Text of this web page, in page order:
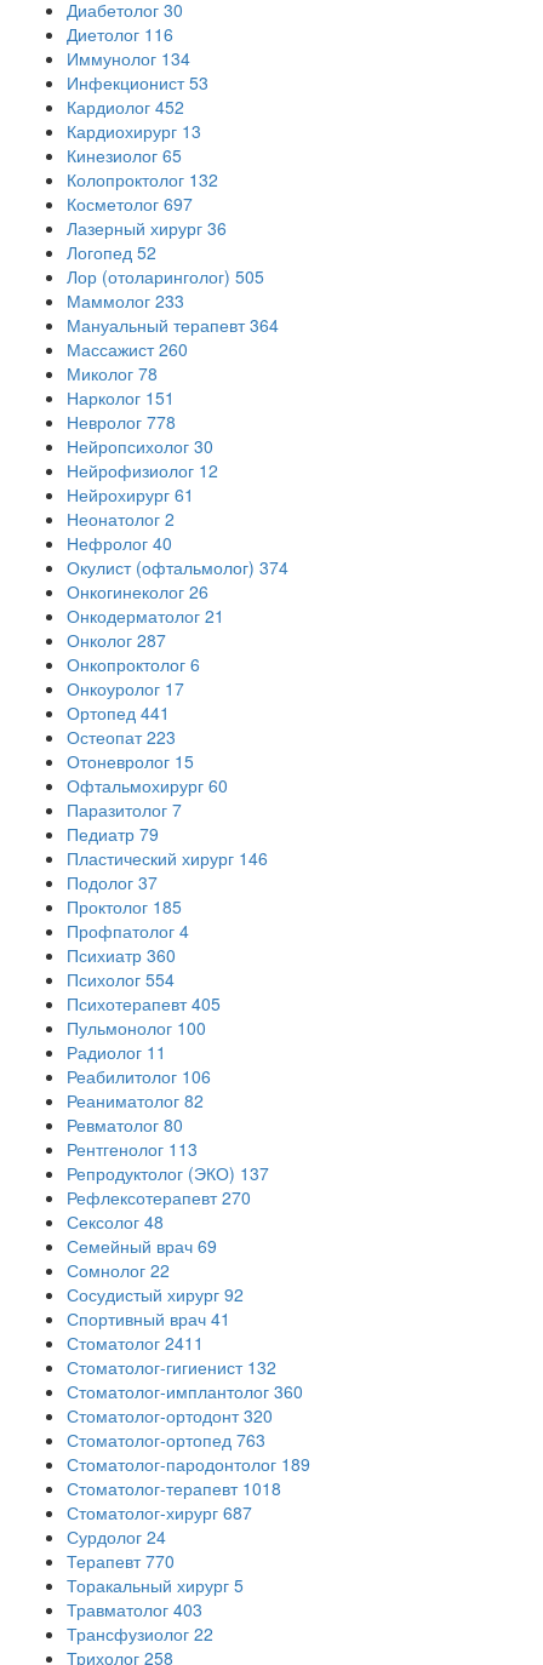
Диабетолог 30
Диетолог 116
Иммунолог 134
Инфекционист 53
Кардиолог 452
Кардиохирург 13
Кинезиолог 65
Колопроктолог 132
Косметолог 697
Лазерный хирург 36
Логопед 52
Лор (отоларинголог) 505
Маммолог 233
Мануальный терапевт 364
Массажист 260
Миколог 78
Нарколог 151
Невролог 778
Нейропсихолог 30
Нейрофизиолог 12
Нейрохирург 61
Неонатолог 2
Нефролог 40
Окулист (офтальмолог) 374
Онкогинеколог 26
Онкодерматолог 21
Онколог 287
Онкопроктолог 6
Онкоуролог 17
Ортопед 441
Остеопат 223
Отоневролог 15
Офтальмохирург 60
Паразитолог 7
Педиатр 79
Пластический хирург 146
Подолог 37
Проктолог 185
Профпатолог 4
Психиатр 360
Психолог 554
Психотерапевт 405
Пульмонолог 100
Радиолог 11
Реабилитолог 106
Реаниматолог 82
Ревматолог 80
Рентгенолог 113
Репродуктолог (ЭКО) 137
Рефлексотерапевт 270
Сексолог 48
Семейный врач 69
Сомнолог 22
Сосудистый хирург 92
Спортивный врач 41
Стоматолог 2411
Стоматолог-гигиенист 132
Стоматолог-имплантолог 360
Стоматолог-ортодонт 320
Стоматолог-ортопед 763
Стоматолог-пародонтолог 189
Стоматолог-терапевт 1018
Стоматолог-хирург 687
Сурдолог 24
Терапевт 770
Торакальный хирург 5
Травматолог 403
Трансфузиолог 22
Трихолог 258